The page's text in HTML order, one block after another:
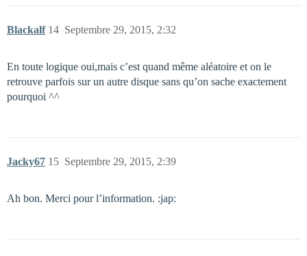
Blackalf Septembre 29, 2015, 2:32
14
En toute logique oui,mais c’est quand même aléatoire et on le
retrouve parfois sur un autre disque sans qu’on sache exactement
pourquoi ^^
Jacky67 Septembre 29, 2015, 2:39
15
Ah bon. Merci pour l’information. :jap: